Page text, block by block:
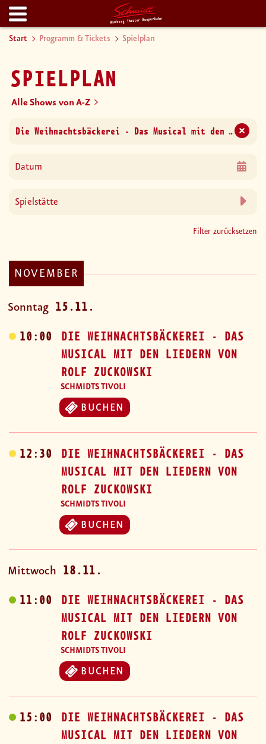
Start Programm & Tickets Spielplan
SPIELPLAN
Alle Shows von A-Z
Filter zurücksetzen
NOVEMBER
Sonntag 15.11.
10:00
DIE WEIHNACHTSBÄCKEREI - DAS
MUSICAL MIT DEN LIEDERN VON
ROLF ZUCKOWSKI
SCHMIDTS TIVOLI
BUCHEN
12:30
DIE WEIHNACHTSBÄCKEREI - DAS
MUSICAL MIT DEN LIEDERN VON
ROLF ZUCKOWSKI
SCHMIDTS TIVOLI
BUCHEN
Mittwoch 18.11.
11:00
DIE WEIHNACHTSBÄCKEREI - DAS
MUSICAL MIT DEN LIEDERN VON
ROLF ZUCKOWSKI
SCHMIDTS TIVOLI
BUCHEN
15:00
DIE WEIHNACHTSBÄCKEREI - DAS
MUSICAL MIT DEN LIEDERN VON